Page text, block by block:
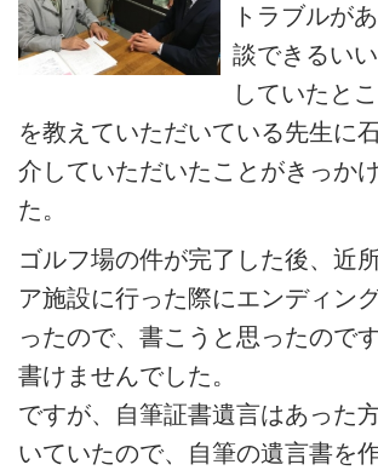
トラブルが
談できるい
していたと
を教えていただいている先生に
介していただいたことがきっか
た。
ゴルフ場の件が完了した後、近
ア施設に行った際にエンディン
ったので、書こうと思ったので
書けませんでした。
ですが、自筆証書遺言はあった
いていたので、自筆の遺言書を